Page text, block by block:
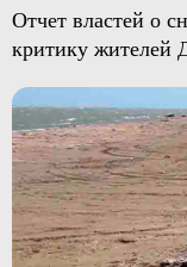
Отчет властей о
критику жителей